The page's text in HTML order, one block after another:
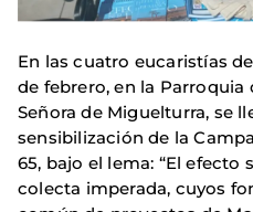
En las cuatro eucaristías
de febrero, en la Parroquia
Señora de Miguelturra, se
sensibilización de la
65, bajo el lema: “El efecto
colecta imperada, cuyos